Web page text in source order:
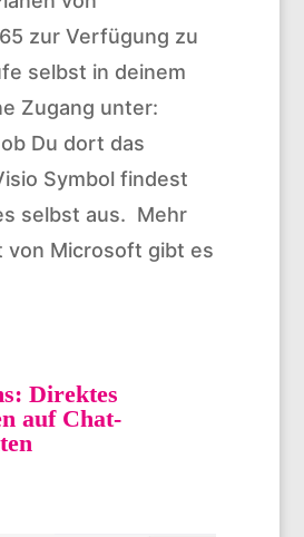
zur Verfügung zu
selbst in deinem
Zugang unter:
ob Du dort das
Symbol findest
selbst aus. Mehr
von Microsoft gibt es
Direktes
auf Chat-